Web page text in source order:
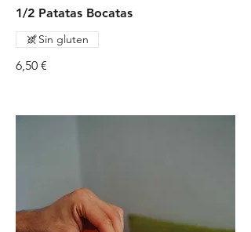
1/2 Patatas Bocatas
6,50 €
Sin gluten